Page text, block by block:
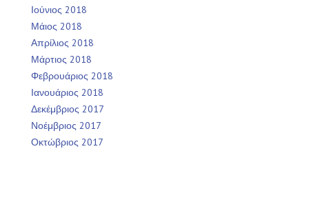
Ιούνιος 2018
Μάιος 2018
Απρίλιος 2018
Μάρτιος 2018
Φεβρουάριος 2018
Ιανουάριος 2018
Δεκέμβριος 2017
Νοέμβριος 2017
Οκτώβριος 2017